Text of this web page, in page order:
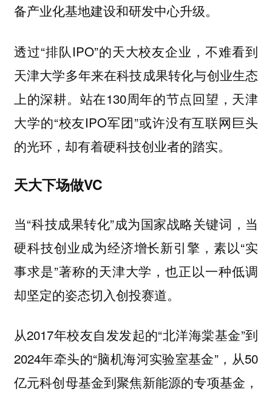
备产业化基地建设和研发中心升级。
透过“排队IPO”的天大校友企业，不难看到
天津大学多年来在科技成果转化与创业生态
上的深耕。站在130周年的节点回望，天津
大学的“校友IPO军团”或许没有互联网巨头
的光环，却有着硬科技创业者的踏实。
天大下场做VC
当“科技成果转化”成为国家战略关键词，当
硬科技创业成为经济增长新引擎，素以“实
事求是”著称的天津大学，也正以一种低调
却坚定的姿态切入创投赛道。
从2017年校友自发发起的“北洋海棠基金”到
2024年牵头的“脑机海河实验室基金”，从50
亿元科创母基金到聚焦新能源的专项基金，